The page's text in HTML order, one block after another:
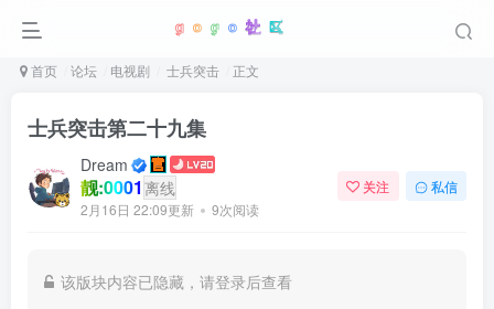
首页 论坛 电视剧 士兵突击 正文
士兵突击第二十九集
Dream
靓:0001 离线
2月16日 22:09更新 9次阅读
关注 私信
该版块内容已隐藏，请登录后查看